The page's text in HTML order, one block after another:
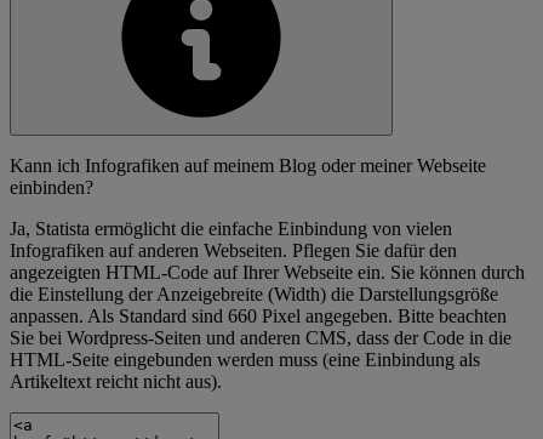
Kann ich Infografiken auf meinem Blog oder meiner Webseite
einbinden?
Ja, Statista ermöglicht die einfache Einbindung von vielen
Infografiken auf anderen Webseiten. Pflegen Sie dafür den
angezeigten HTML-Code auf Ihrer Webseite ein. Sie können durch
die Einstellung der Anzeigebreite (Width) die Darstellungsgröße
anpassen. Als Standard sind 660 Pixel angegeben. Bitte beachten
Sie bei Wordpress-Seiten und anderen CMS, dass der Code in die
HTML-Seite eingebunden werden muss (eine Einbindung als
Artikeltext reicht nicht aus).